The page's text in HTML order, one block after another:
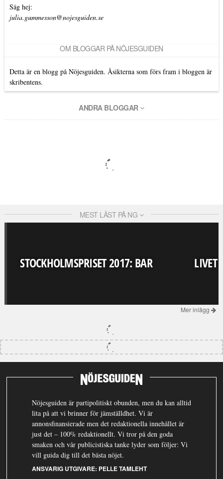
Säg hej:
julia.gummesson@nojesguiden.se
OM BLOGGAR PÅ NÖJESGUIDEN
Detta är en blogg på Nöjesguiden. Åsikterna som förs fram i bloggen är
skribentens.
ANDRA BLOGGAR
MEST LÄST PÅ NG
STOCKHOLMSPRISET 2017: BAR LIVET
Mer inlägg
Nöjesguiden är partipolitiskt obunden, men du kan alltid
lita på att vi brinner för jämställdhet. Vi är
annonsfinansierade men det redaktionella innehållet är
just det – 100% redaktionellt. Vi tror på den goda
smaken och vår publicistiska tanke lyder som följer: Vi
vill guida dig till det bästa nöjet.
ANSVARIG UTGIVARE: PELLE TAMLEHT